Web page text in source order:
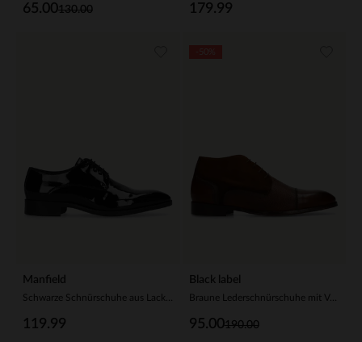
130.00
65.00 179.99
Manfield
119.99
Black label
Braune Lederschnürschuhe mit Veloursleder-Einsätzen
190.00
95.00